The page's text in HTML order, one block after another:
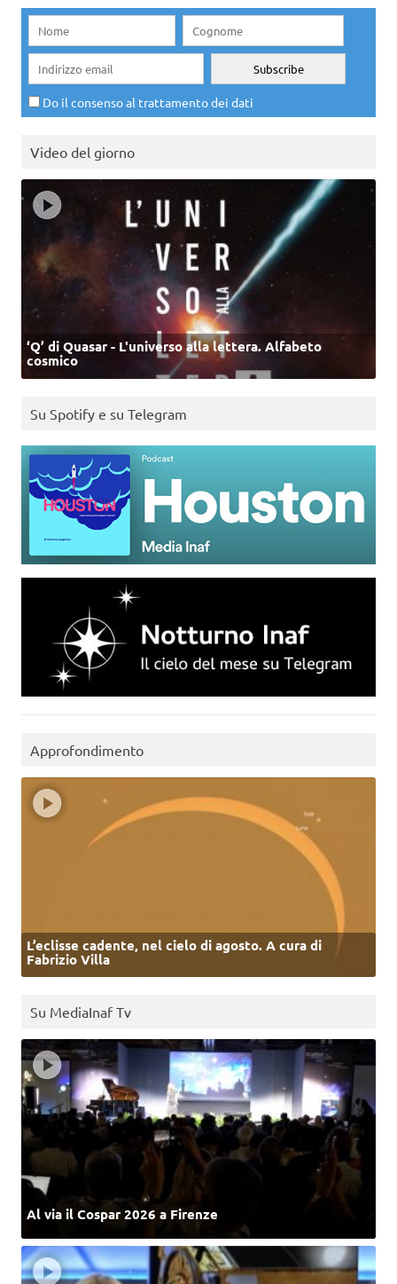
Do il consenso al trattamento dei dati
Video del giorno
‘Q’ di Quasar - L'universo alla lettera. Alfabeto
cosmico
Su Spotify e su Telegram
Approfondimento
L’eclisse cadente, nel cielo di agosto. A cura di
Fabrizio Villa
Su MediaInaf Tv
Al via il Cospar 2026 a Firenze